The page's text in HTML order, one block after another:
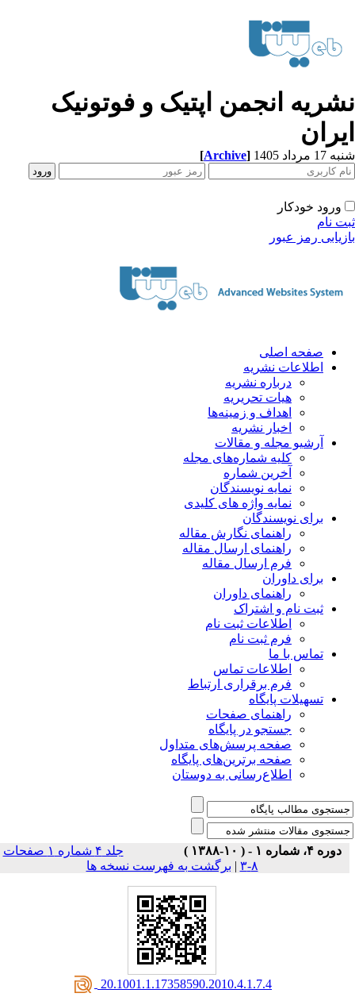
انجمن اپتیک و فوتونیک
مرداد 1405 [Archive]
ورود خودکار
نام
رمز عبور
صفحه اصلی
اطلاعات نشریه
درباره نشریه
هیات تحریریه
اهداف و زمینه‌ها
اخبار نشریه
آرشیو مجله و مقالات
کلیه شماره‌های مجله
آخرین شماره
نمایه نویسندگان
نمایه واژه های کلیدی
برای نویسندگان
راهنمای نگارش مقاله
راهنمای ارسال مقاله
فرم ارسال مقاله
برای داوران
راهنمای داوران
ثبت نام و اشتراک
اطلاعات ثبت نام
فرم ثبت نام
تماس با ما
اطلاعات تماس
فرم برقراری ارتباط
تسهیلات پایگاه
راهنمای صفحات
جستجو در پایگاه
صفحه پرسش‌های متداول
صفحه برترین‌های پایگاه
اطلاع‌رسانی به دوستان
دوره ۴، شماره ۱ - ( ۱۰-۱۳۸۸ )
جلد ۴ شماره ۱ صفحات
|برگشت به فهرست نسخه ها
‎ 20.1001.1.17358590.2010.4.1.7.4